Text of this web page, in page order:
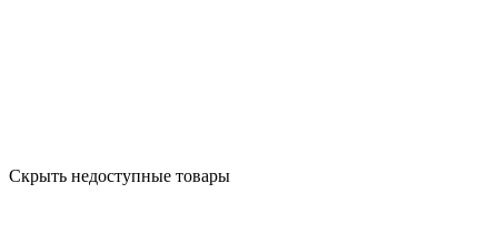
Скрыть недоступные товары